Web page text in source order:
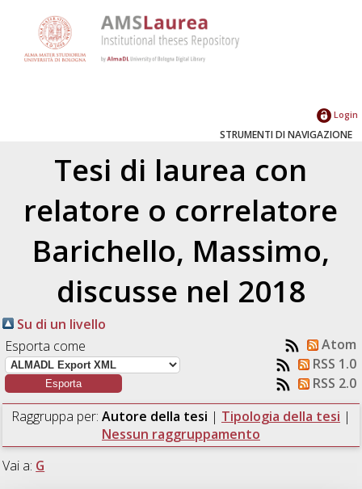
Login
STRUMENTI DI NAVIGAZIONE
Tesi di laurea con
relatore o correlatore
Barichello, Massimo,
discusse nel 2018
Su di un livello
Esporta come
Atom
RSS 1.0
RSS 2.0
Raggruppa per: Autore della tesi | Tipologia della tesi |
Nessun raggruppamento
Vai a: G